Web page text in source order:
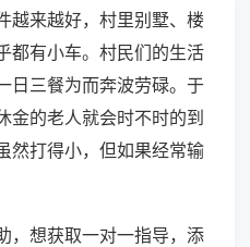
越来越好，村里别墅、楼
都有小车。村民们的生活
日三餐为而奔波劳碌。于
金的老人就会时不时的到
然打得小，但如果经常输
，想获取一对一指导，添